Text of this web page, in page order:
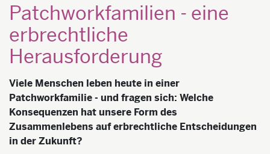
Patchworkfamilien - eine
erbrechtliche
Herausforderung
Viele Menschen leben heute in einer
Patchworkfamilie - und fragen sich: Welche
Konsequenzen hat unsere Form des
Zusammenlebens auf erbrechtliche Entscheidungen
in der Zukunft?